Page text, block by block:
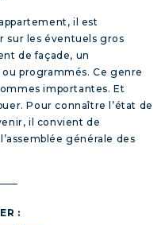
il est
sur les éventuels gros
de façade, un
programmés. Ce genre
importantes. Et
Pour connaître l’état de
il convient de
générale des
: